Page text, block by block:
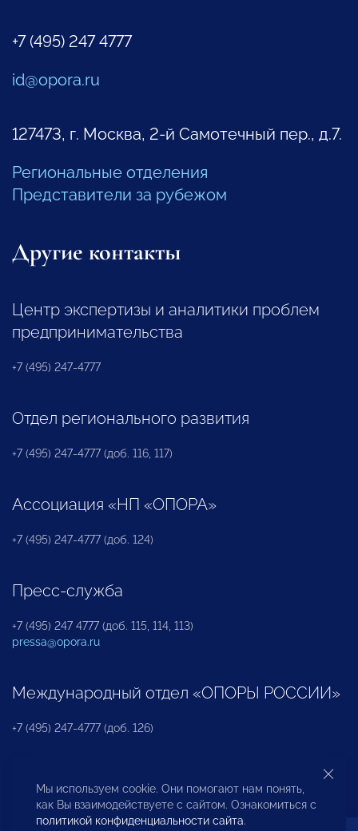
+7 (495) 247 4777
id@opora.ru
127473, г. Москва, 2-й Самотечный пер., д.7.
Региональные отделения
Представители за рубежом
Другие контакты
Центр экспертизы и аналитики проблем
предпринимательства
+7 (495) 247-4777
Отдел регионального развития
+7 (495) 247-4777 (доб. 116, 117)
Ассоциация «НП «ОПОРА»
+7 (495) 247-4777 (доб. 124)
Пресс-служба
+7 (495) 247 4777 (доб. 115, 114, 113)
pressa@opora.ru
Международный отдел «ОПОРЫ РОССИИ»
+7 (495) 247-4777 (доб. 126)
Бюро по защите прав предпринимателей и
инвесторов
Мы используем cookie. Они помогают нам понять,
как Вы взаимодействуете с сайтом. Ознакомиться с
политикой конфиденциальности сайта.